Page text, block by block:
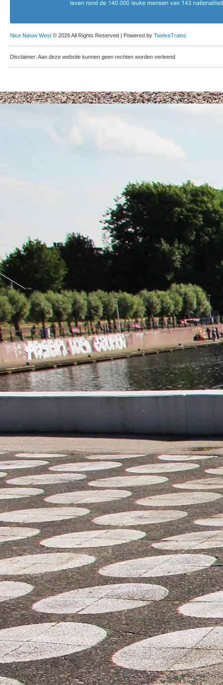
Nice Nieuw West © 2026 All Rights Reserved | Powered by TwelveTrains
Disclaimer: Aan deze website kunnen geen rechten worden verleend